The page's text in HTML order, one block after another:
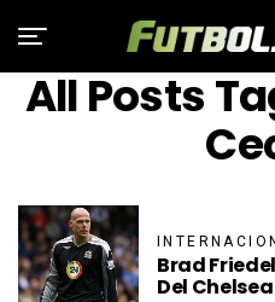
All Posts
Brad
Del Chelsea